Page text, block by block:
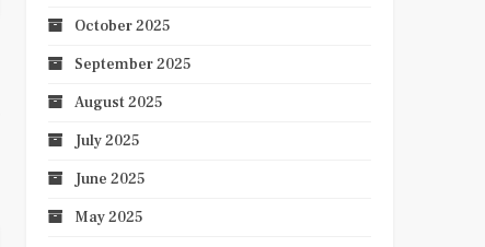
October 2025
September 2025
August 2025
July 2025
June 2025
May 2025